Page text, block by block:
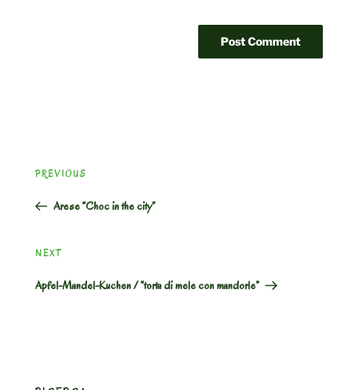
navigation
Previous
PREVIOUS
Arese “Choc in the city”
Next
NEXT
Apfel-Mandel-Kuchen / “torta di mele con mandorle”